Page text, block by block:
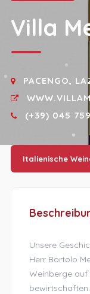
Villa
PACENGO,
(+39) 045
Italienische
Unsere
Herr Bortolo
Weinberge auf